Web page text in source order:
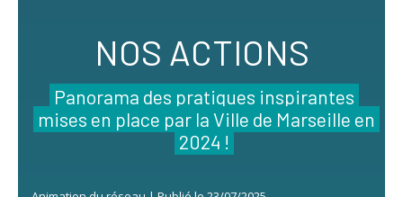
NOS ACTIONS
Panorama des pratiques inspirantes
mises en place par la Ville de Marseille en
2024 !